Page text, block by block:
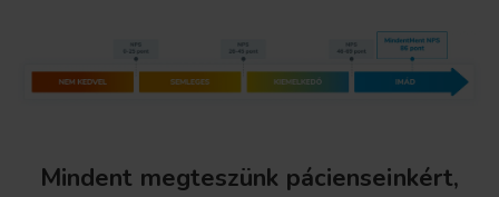
Mindent megteszünk pácienseinkért,